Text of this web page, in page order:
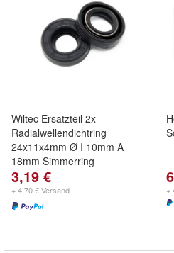
Wiltec Ersatzteil 2x
Radialwellendichtring
24x11x4mm Ø I 10mm A
18mm Simmerring
3,19 €
+ 4,70 € Versand +